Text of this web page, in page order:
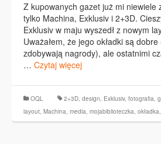
Z kupowanych gazet już mi niewiele
tylko Machina, Exklusiv i 2+3D.
Exklusiv w maju wyszedł z nowym
Uważałem, że jego okładki są
zdobywają nagrody), ale ostatnimi
… Czytaj więcej
OQL 2+3D, design, Exklusiv, fotografia,
layout, Machina, media, mojabiblioteczka, okładka,